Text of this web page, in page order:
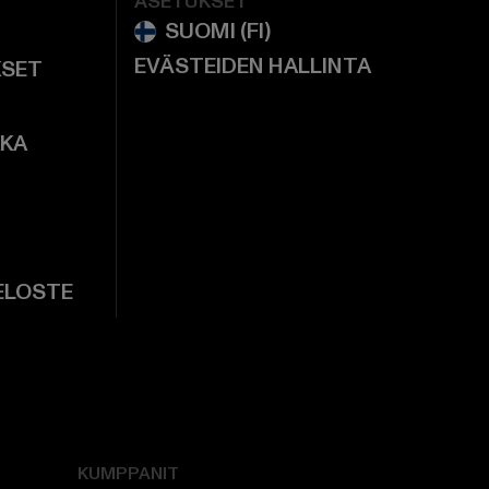
EVÄSTEIDEN HALLINTA
KUMPPANIT